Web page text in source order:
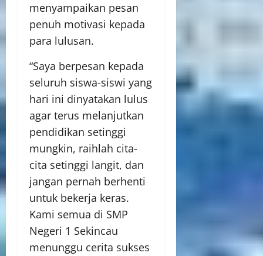
menyampaikan pesan
penuh motivasi kepada
para lulusan.
“Saya berpesan kepada
seluruh siswa-siswi yang
hari ini dinyatakan lulus
agar terus melanjutkan
pendidikan setinggi
mungkin, raihlah cita-
cita setinggi langit, dan
jangan pernah berhenti
untuk bekerja keras.
Kami semua di SMP
Negeri 1 Sekincau
menunggu cerita sukses